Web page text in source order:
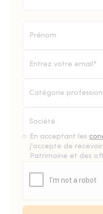
Catégorie
En acceptant les
j'accepte de
Patrimoine et des